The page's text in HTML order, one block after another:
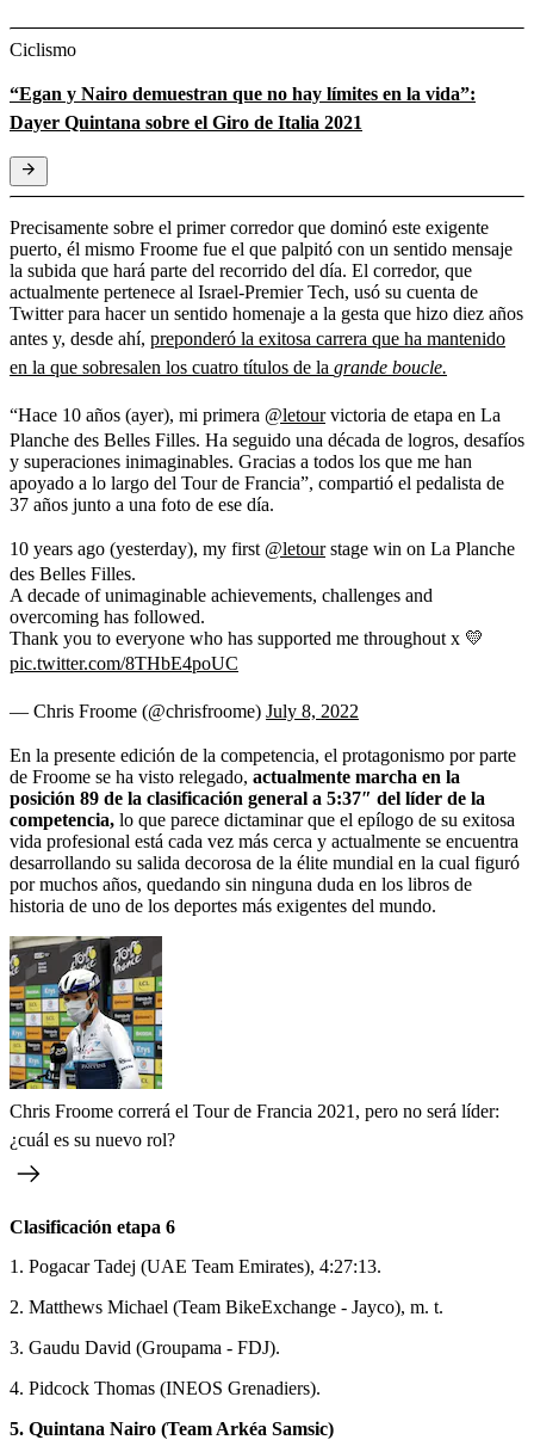
Ciclismo
“Egan y Nairo demuestran que no hay límites en la vida”:
Dayer Quintana sobre el Giro de Italia 2021
Precisamente sobre el primer corredor que dominó este exigente
puerto, él mismo Froome fue el que palpitó con un sentido mensaje
la subida que hará parte del recorrido del día. El corredor, que
actualmente pertenece al Israel-Premier Tech, usó su cuenta de
Twitter para hacer un sentido homenaje a la gesta que hizo diez años
antes y, desde ahí, preponderó la exitosa carrera que ha mantenido
en la que sobresalen los cuatro títulos de la grande boucle.
“Hace 10 años (ayer), mi primera @letourvictoria de etapa en La
Planche des Belles Filles. Ha seguido una década de logros, desafíos
y superaciones inimaginables. Gracias a todos los que me han
apoyado a lo largo del Tour de Francia”, compartió el pedalista de
37 años junto a una foto de ese día.
10 years ago (yesterday), my first @letourstage win on La Planche
des Belles Filles.
A decade of unimaginable achievements, challenges and
overcoming has followed.
Thank you to everyone who has supported me throughout x 💛
pic.twitter.com/8THbE4poUC
— Chris Froome (@chrisfroome) July 8, 2022
En la presente edición de la competencia, el protagonismo por parte
de Froome se ha visto relegado, actualmente marcha en la
posición 89 de la clasificación general a 5:37″ del líder de la
competencia, lo que parece dictaminar que el epílogo de su exitosa
vida profesional está cada vez más cerca y actualmente se encuentra
desarrollando su salida decorosa de la élite mundial en la cual figuró
por muchos años, quedando sin ninguna duda en los libros de
historia de uno de los deportes más exigentes del mundo.
Chris Froome correrá el Tour de Francia 2021, pero no será líder:
¿cuál es su nuevo rol?
Clasificación etapa 6
1. Pogacar Tadej (UAE Team Emirates), 4:27:13.
2. Matthews Michael (Team BikeExchange - Jayco), m. t.
3. Gaudu David (Groupama - FDJ).
4. Pidcock Thomas (INEOS Grenadiers).
5. Quintana Nairo (Team Arkéa Samsic)